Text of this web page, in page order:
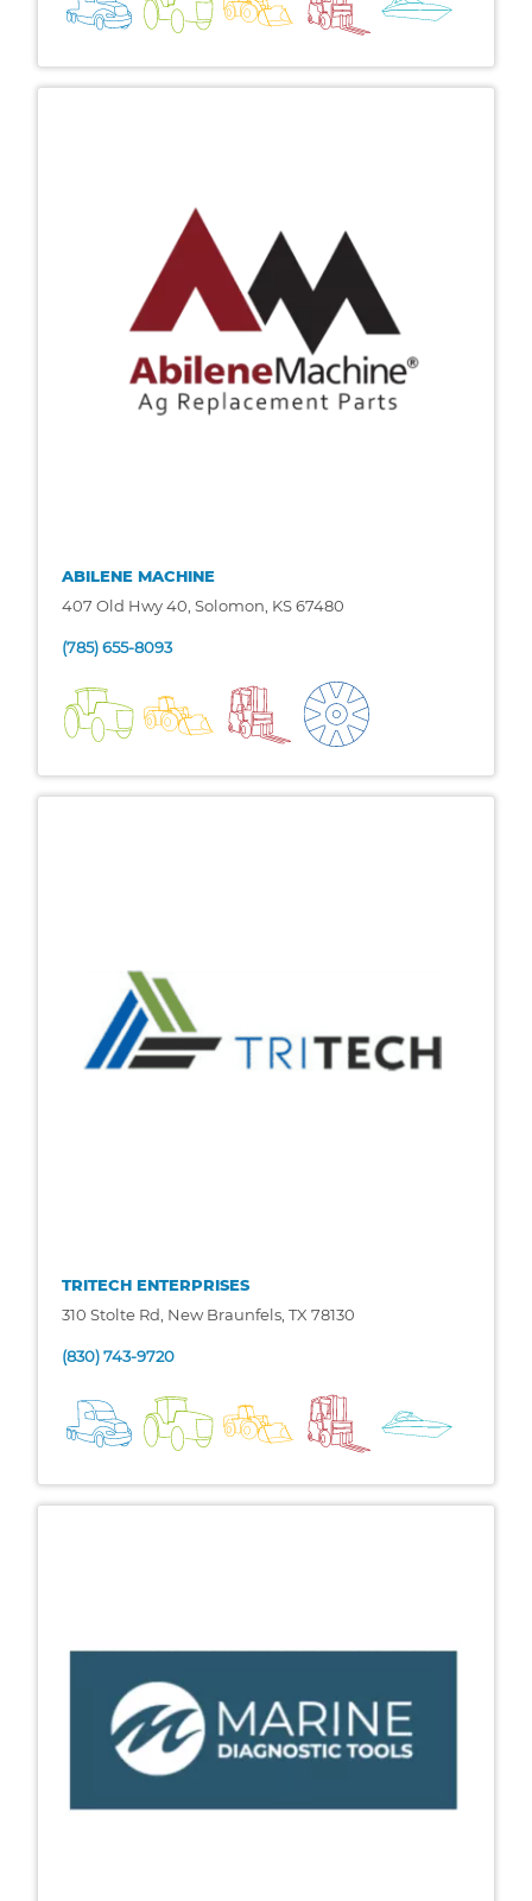
ABILENE MACHINE
407 Old Hwy 40, Solomon, KS 67480
(785) 655-8093
TRITECH ENTERPRISES
310 Stolte Rd, New Braunfels, TX 78130
(830) 743-9720